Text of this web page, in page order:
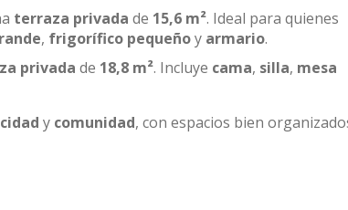
terraza privada de 15,6 m². Ideal para quienes
, frigorífico pequeñoy armario.
privada de 18,8 m². Incluye cama, silla, mesa
y comunidad, con espacios bien